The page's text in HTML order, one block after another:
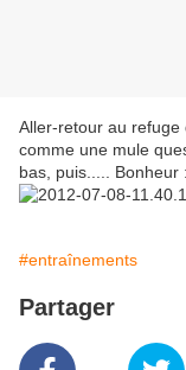
Aller-retour au refuge
comme une mule
bas, puis..... Bonheur :
#entraînements
Partager